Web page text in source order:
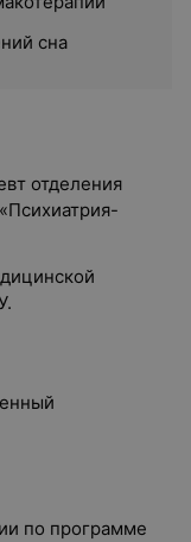
сна
отделения
по программе